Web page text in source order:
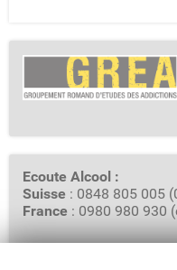
Ecoute Alcool :
Suisse : 0848 805 005
France : 0980 980 930